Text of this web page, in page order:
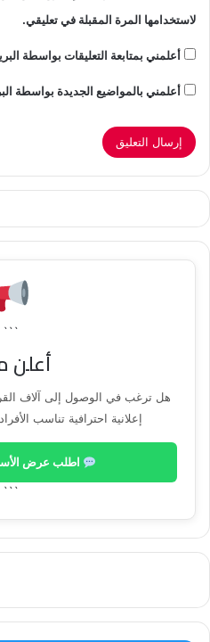
لاستخدامها المرة المقبلة في تعليقي.
أعلمني بمتابعة التعليقات بواسطة
أعلمني بالمواضيع الجديدة بواسطة
```
أعلن
هل ترغب في الوصول إلى آلاف
إعلانية احترافية تناسب
اطلب عرض
```